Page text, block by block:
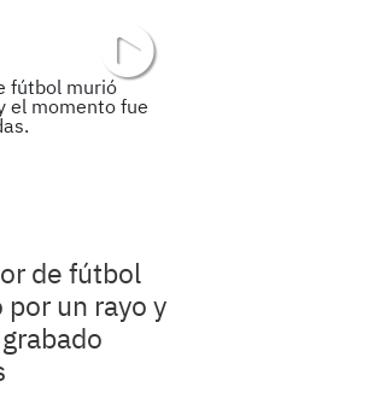
de fútbol
un rayo y